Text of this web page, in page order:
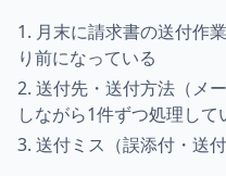
月末に請求書の送付作
り前になっている
送付先・送付方法（メ
しながら1件ずつ処理して
送付ミス（誤添付・送